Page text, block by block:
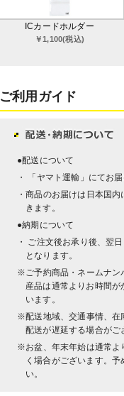
ICカードホルダー
￥1,100(税込)
ご利用ガイド
●配送について
・ 「ヤマト運輸」にてお届
・商品のお届けは日本国
きます。
●納期について
・ ご注文後お承り後、翌
となります。
※ご予約商品・ネームナン
産品は通常よりお時間が
います。
※配送地域、交通事情、在
配送が遅延する場合がご
※お盆、年末年始は通常よ
く場合がございます。予
い。